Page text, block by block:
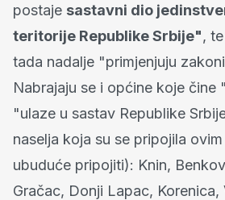
postaje sastavni dio
teritorije Republike Srbije",
tada nadalje "primjenjuju
Nabrajaju se i općine koje čine
"ulaze u sastav Republike
naselja koja su se pripojila
ubuduće pripojiti): Knin,
Gračac, Donji Lapac, Korenica,